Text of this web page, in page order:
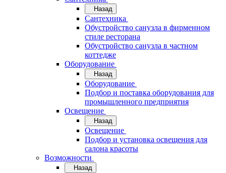
Назад
Сантехника
Обустройство санузла в фирменном
стиле ресторана
Обустройство санузла в частном
коттедже
Оборудование
Назад
Оборудование
Подбор и поставка оборудования для
промышленного предприятия
Освещение
Назад
Освещение
Подбор и установка освещения для
салона красоты
Возможности
Назад